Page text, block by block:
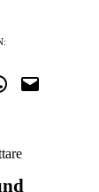
i WhatsApp
Maila en länk